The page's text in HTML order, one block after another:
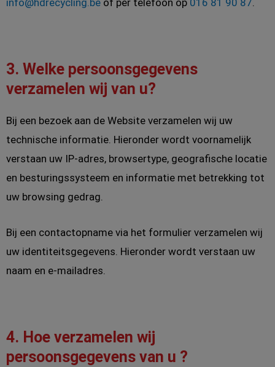
3. Welke persoonsgegevens
verzamelen wij van u?
Bij een bezoek aan de Website verzamelen wij uw
technische informatie. Hieronder wordt voornamelijk
verstaan uw IP-adres, browsertype, geografische locatie
en besturingssysteem en informatie met betrekking tot
uw browsing gedrag.
Bij een contactopname via het formulier verzamelen wij
uw identiteitsgegevens. Hieronder wordt verstaan uw
naam en e-mailadres.
4. Hoe verzamelen wij
persoonsgegevens van u ?